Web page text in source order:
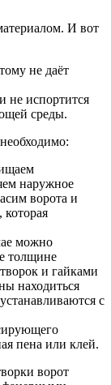
И вот
не даёт
не испортится
среды.
наружное
ворота и
можно
толщине
и гайками
находиться
с
пена или клей.
ворот